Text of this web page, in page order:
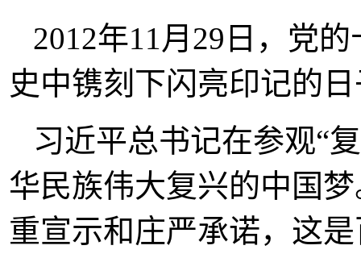
2012年11月29日，党
史中镌刻下闪亮印记的
习近平总书记在参观“
华民族伟大复兴的中国
重宣示和庄严承诺，这